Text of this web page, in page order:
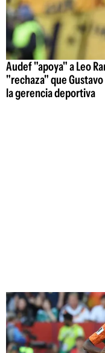
Audef "apoya" a Leo
"rechaza" que Gustavo
la gerencia deportiva